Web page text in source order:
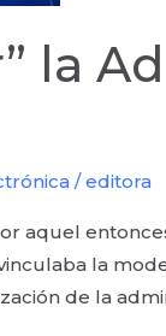
la
/editora
aquel
la
de la